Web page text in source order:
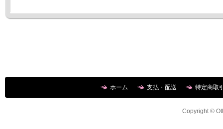
ホーム 支払・配送 特定商取
Copyright ©